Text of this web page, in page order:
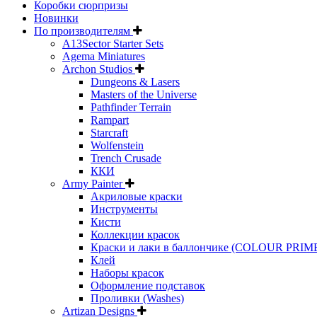
Коробки сюрпризы
Новинки
По производителям
A13Sector Starter Sets
Agema Miniatures
Archon Studios
Dungeons & Lasers
Masters of the Universe
Pathfinder Terrain
Rampart
Starcraft
Wolfenstein
Trench Crusade
ККИ
Army Painter
Акриловые краски
Инструменты
Кисти
Коллекции красок
Краски и лаки в баллончике (COLOUR
Клей
Наборы красок
Оформление подставок
Проливки (Washes)
Artizan Designs